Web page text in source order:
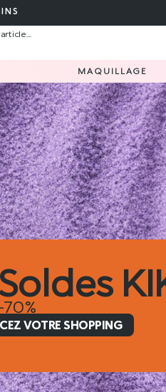
MAQUILLAGE
Couture
VOTRE SHOPPING